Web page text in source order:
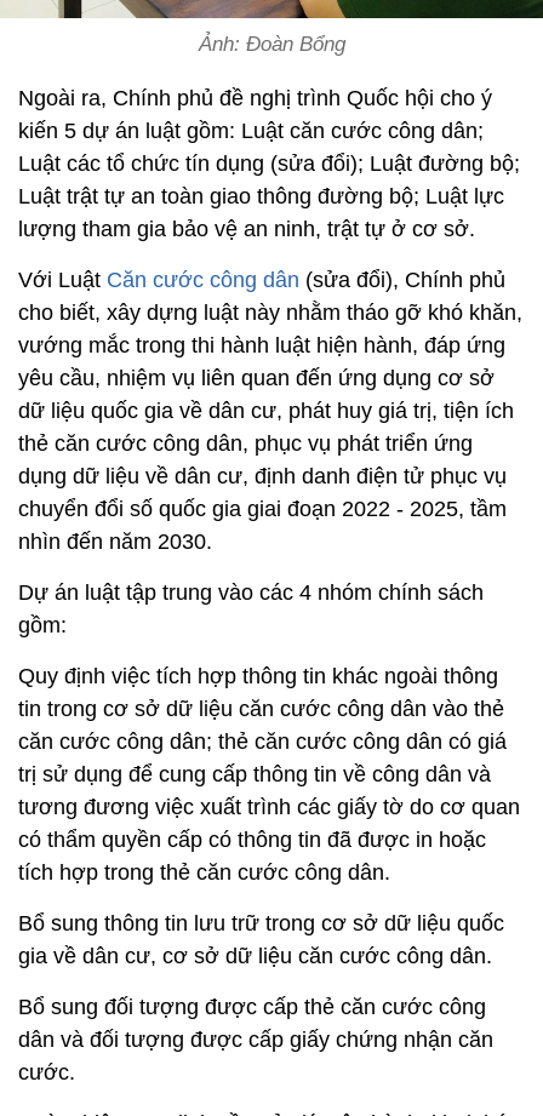
Ảnh: Đoàn Bổng
Ngoài ra, Chính phủ đề nghị trình Quốc hội cho ý
kiến 5 dự án luật gồm: Luật căn cước công dân;
Luật các tổ chức tín dụng (sửa đổi); Luật đường bộ;
Luật trật tự an toàn giao thông đường bộ; Luật lực
lượng tham gia bảo vệ an ninh, trật tự ở cơ sở.
Với Luật Căn cước công dân (sửa đổi), Chính phủ
cho biết, xây dựng luật này nhằm tháo gỡ khó khăn,
vướng mắc trong thi hành luật hiện hành, đáp ứng
yêu cầu, nhiệm vụ liên quan đến ứng dụng cơ sở
dữ liệu quốc gia về dân cư, phát huy giá trị, tiện ích
thẻ căn cước công dân, phục vụ phát triển ứng
dụng dữ liệu về dân cư, định danh điện tử phục vụ
chuyển đổi số quốc gia giai đoạn 2022 - 2025, tầm
nhìn đến năm 2030.
Dự án luật tập trung vào các 4 nhóm chính sách
gồm:
Quy định việc tích hợp thông tin khác ngoài thông
tin trong cơ sở dữ liệu căn cước công dân vào thẻ
căn cước công dân; thẻ căn cước công dân có giá
trị sử dụng để cung cấp thông tin về công dân và
tương đương việc xuất trình các giấy tờ do cơ quan
có thẩm quyền cấp có thông tin đã được in hoặc
tích hợp trong thẻ căn cước công dân.
Bổ sung thông tin lưu trữ trong cơ sở dữ liệu quốc
gia về dân cư, cơ sở dữ liệu căn cước công dân.
Bổ sung đối tượng được cấp thẻ căn cước công
dân và đối tượng được cấp giấy chứng nhận căn
cước.